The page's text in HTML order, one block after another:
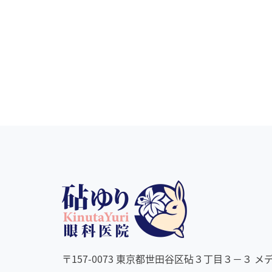
〒157-0073 東京都世田谷区砧３丁目３－３ メ